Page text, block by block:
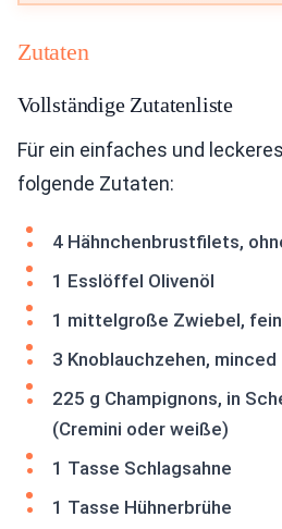
Zutaten
Vollständige Zutatenliste
Für ein einfaches und
folgende Zutaten:
4 Hähnchenbrustfilets,
1 Esslöffel Olivenöl
1 mittelgroße Zwiebel,
3 Knoblauchzehen, minced
225 g Champignons, in
(Cremini oder weiße)
1 Tasse Schlagsahne
1 Tasse Hühnerbrühe